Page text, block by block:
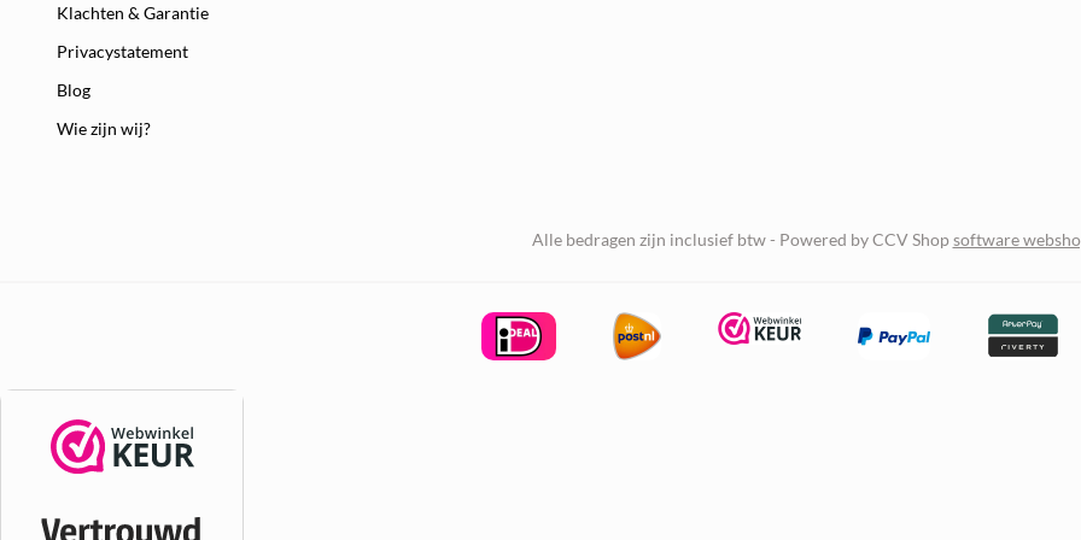
Klachten & Garantie
Privacystatement
Blog
Wie zijn wij?
Alle bedragen zijn inclusief btw - Powered by CCV Shopsoftware